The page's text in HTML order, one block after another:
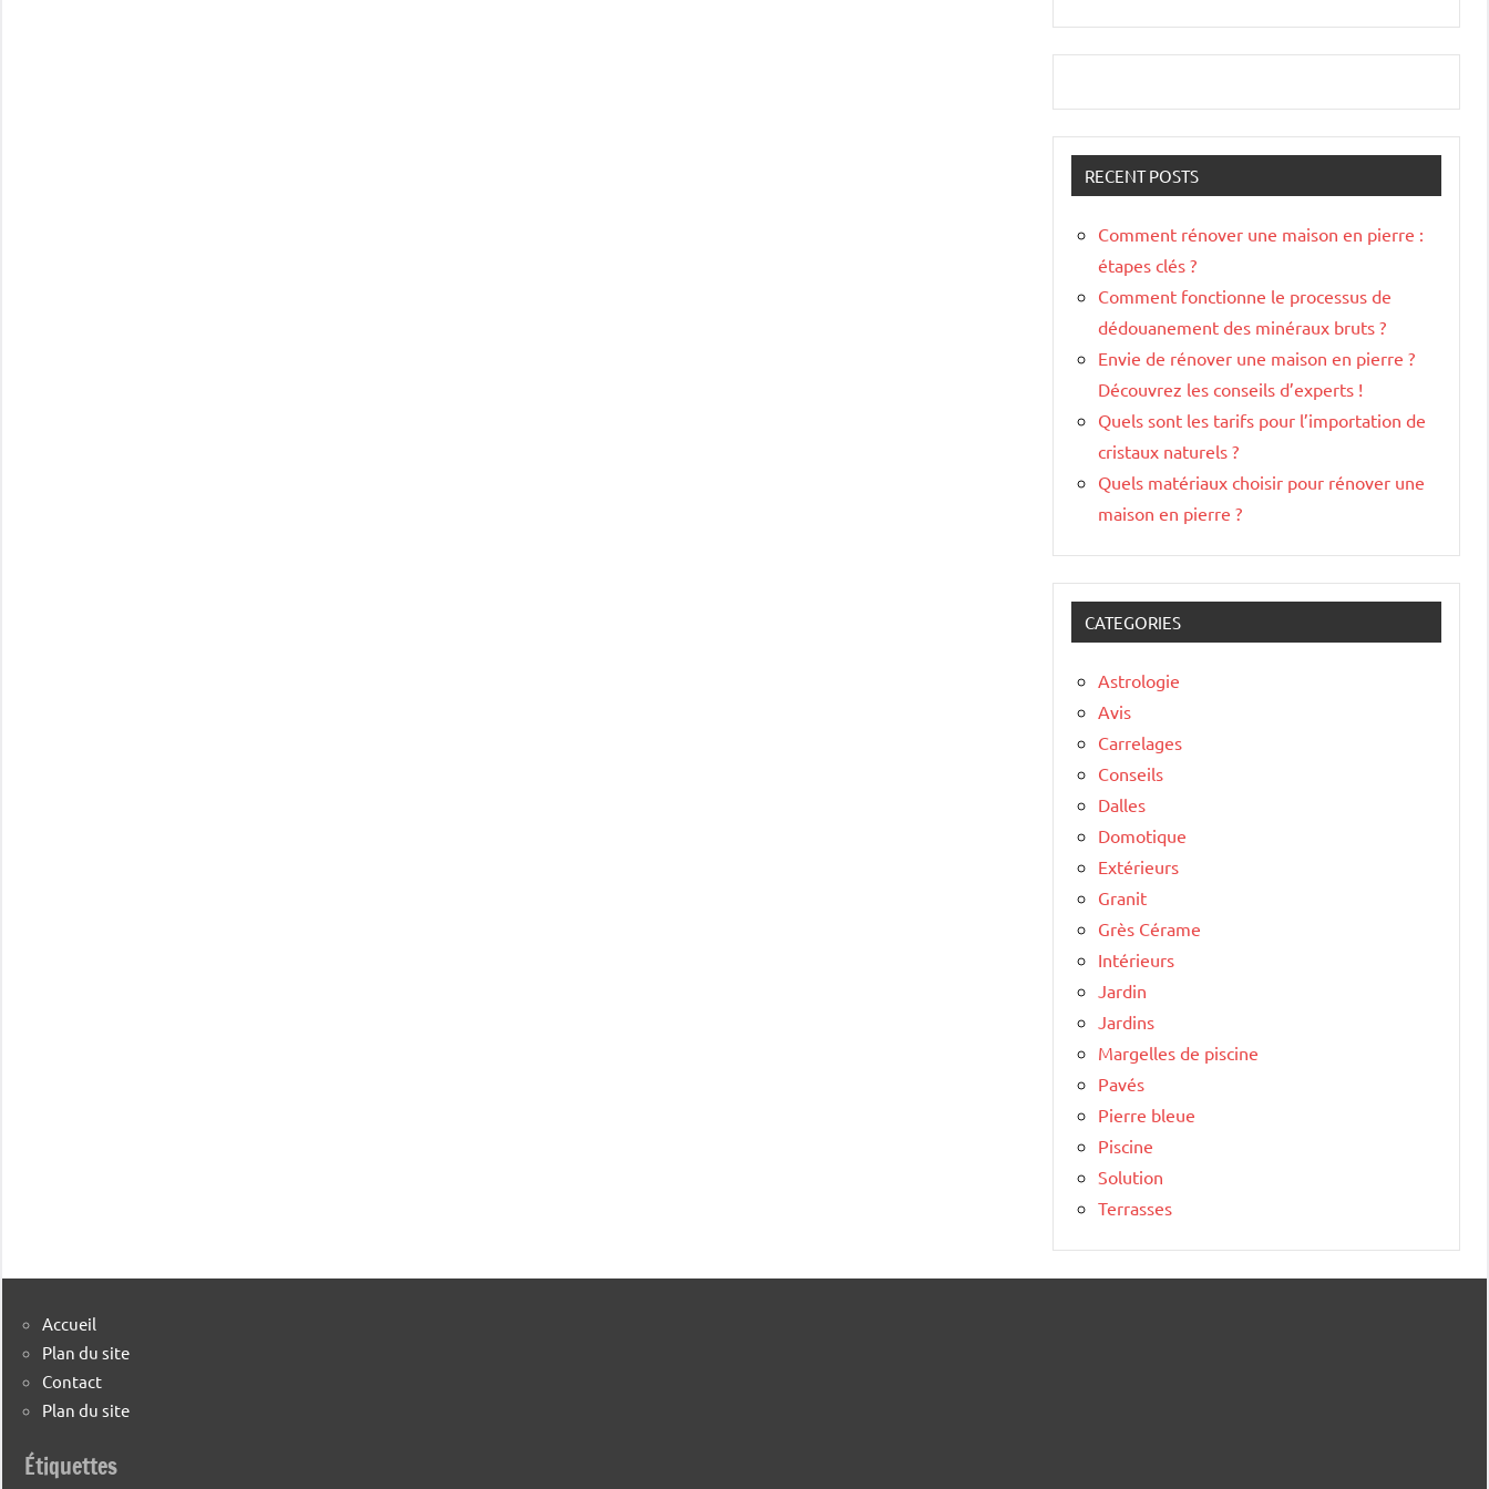
RECENT POSTS
Comment rénover une maison en pierre :
étapes clés ?
Comment fonctionne le processus de
dédouanement des minéraux bruts ?
Envie de rénover une maison en pierre ?
Découvrez les conseils d’experts !
Quels sont les tarifs pour l’importation de
cristaux naturels ?
Quels matériaux choisir pour rénover une
maison en pierre ?
CATEGORIES
Astrologie
Avis
Carrelages
Conseils
Dalles
Domotique
Extérieurs
Granit
Grès Cérame
Intérieurs
Jardin
Jardins
Margelles de piscine
Pavés
Pierre bleue
Piscine
Solution
Terrasses
Accueil
Plan du site
Contact
Plan du site
Étiquettes